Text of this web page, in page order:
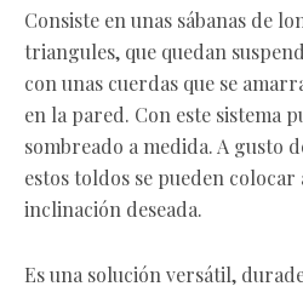
Consiste en unas sábanas de
triangules, que quedan
con unas cuerdas que se
en la pared. Con este sistema
sombreado a medida. A gusto
estos toldos se pueden
inclinación deseada.
Es una solución versátil,